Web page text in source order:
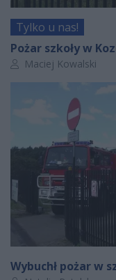
Tylko u nas!
Pożar szkoły w
Autor artykułu:
Maciej Kowalski
Wybuchł pożar w